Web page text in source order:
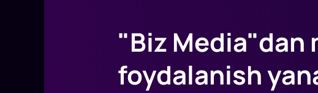
"Biz Media"dan
foydalanish